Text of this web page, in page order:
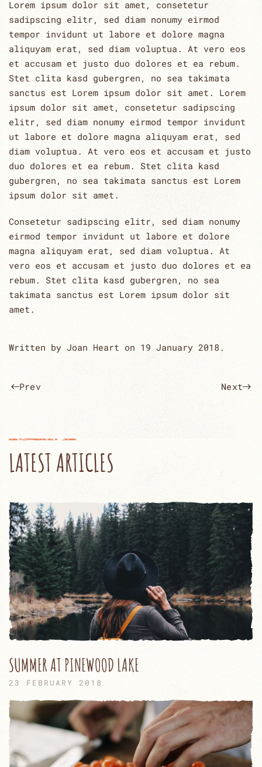
Lorem ipsum dolor sit amet, consetetur
sadipscing elitr, sed diam nonumy eirmod
tempor invidunt ut labore et dolore magna
aliquyam erat, sed diam voluptua. At vero eos
et accusam et justo duo dolores et ea rebum.
Stet clita kasd gubergren, no sea takimata
sanctus est Lorem ipsum dolor sit amet. Lorem
ipsum dolor sit amet, consetetur sadipscing
elitr, sed diam nonumy eirmod tempor invidunt
ut labore et dolore magna aliquyam erat, sed
diam voluptua. At vero eos et accusam et justo
duo dolores et ea rebum. Stet clita kasd
gubergren, no sea takimata sanctus est Lorem
ipsum dolor sit amet.
Consetetur sadipscing elitr, sed diam nonumy
eirmod tempor invidunt ut labore et dolore
magna aliquyam erat, sed diam voluptua. At
vero eos et accusam et justo duo dolores et ea
rebum. Stet clita kasd gubergren, no sea
takimata sanctus est Lorem ipsum dolor sit
amet.
Written by Joan Heart on 19 January 2018 .
Prev Next
LATEST ARTICLES
SUMMER AT PINEWOOD LAKE
23 FEBRUARY 2018